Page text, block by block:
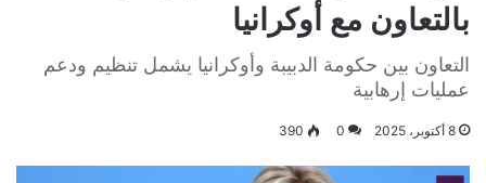
بالتعاون مع أوكرانيا
التعاون بين حكومة الدبيبة وأوكرانيا يشمل تنظيم ودعم
عمليات إرهابية
8 أكتوبر، 2025 0
390